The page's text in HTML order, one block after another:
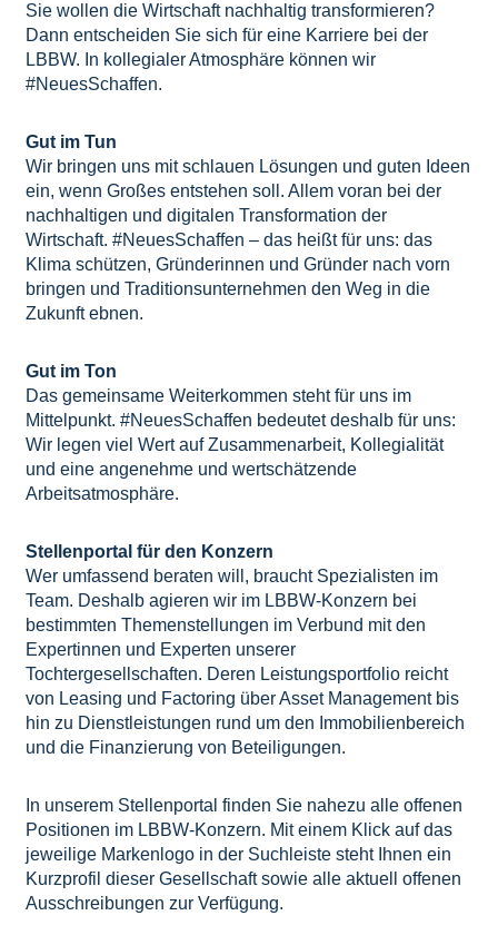
Sie wollen die Wirtschaft nachhaltig transformieren?
Dann entscheiden Sie sich für eine Karriere bei der
LBBW. In kollegialer Atmosphäre können wir
#NeuesSchaffen.
Gut im Tun
Wir bringen uns mit schlauen Lösungen und guten Ideen
ein, wenn Großes entstehen soll. Allem voran bei der
nachhaltigen und digitalen Transformation der
Wirtschaft. #NeuesSchaffen – das heißt für uns: das
Klima schützen, Gründerinnen und Gründer nach vorn
bringen und Traditionsunternehmen den Weg in die
Zukunft ebnen.
Gut im Ton
Das gemeinsame Weiterkommen steht für uns im
Mittelpunkt. #NeuesSchaffen bedeutet deshalb für uns:
Wir legen viel Wert auf Zusammenarbeit, Kollegialität
und eine angenehme und wertschätzende
Arbeitsatmosphäre.
Stellenportal für den Konzern
Wer umfassend beraten will, braucht Spezialisten im
Team. Deshalb agieren wir im LBBW-Konzern bei
bestimmten Themenstellungen im Verbund mit den
Expertinnen und Experten unserer
Tochtergesellschaften. Deren Leistungsportfolio reicht
von Leasing und Factoring über Asset Management bis
hin zu Dienstleistungen rund um den Immobilienbereich
und die Finanzierung von Beteiligungen.
In unserem Stellenportal finden Sie nahezu alle offenen
Positionen im LBBW-Konzern. Mit einem Klick auf das
jeweilige Markenlogo in der Suchleiste steht Ihnen ein
Kurzprofil dieser Gesellschaft sowie alle aktuell offenen
Ausschreibungen zur Verfügung.